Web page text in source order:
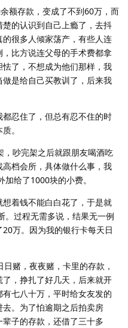
额存款，变成了不到60万，而
的认识到自己上瘾了，去抖
很多人倾家荡产，有些人连
比方说连父母的手术费都拿
了，不想成为他们那样，我
是给自己买教训了，后来我
忍住了，但总有忍不住的时
。
吵完架之后就跟朋友喝酒吃
档会所，具体做什么事，我
给了1000块的小费。
着钱不能白白花了，于是就
。过程无需多说，结果无一例
万。因为我的银行卡每天日
赌，夜夜赌，卡里的存款，
，挣扎了好几天，后来就开
七八十万，平时给女友发的
。为了怕逾期之后拍卖房
子的存款，还借了三十多